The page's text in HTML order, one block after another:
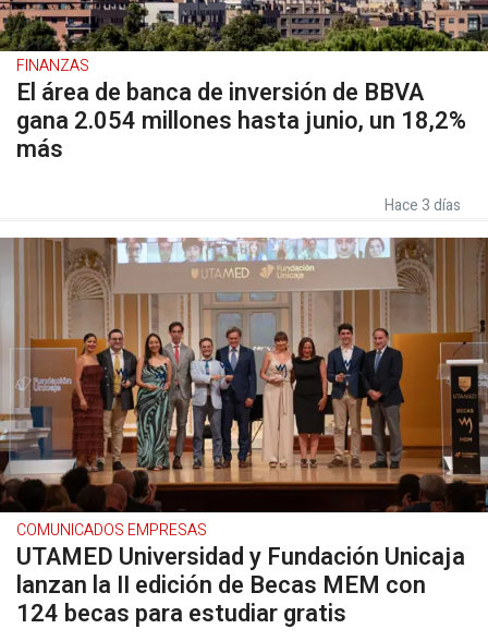
FINANZAS
El área de banca de inversión de BBVA
gana 2.054 millones hasta junio, un 18,2%
más
Hace 3 días
COMUNICADOS EMPRESAS
UTAMED Universidad y Fundación Unicaja
lanzan la II edición de Becas MEM con
124 becas para estudiar gratis